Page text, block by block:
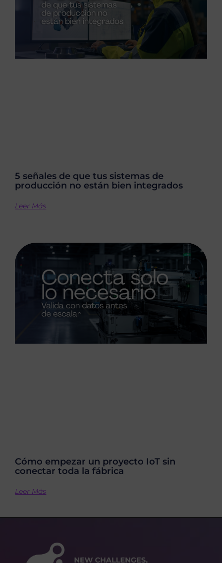
5 señales de que tus sistemas de
producción no están bien integrados
Leer Más
Cómo empezar un proyecto IoT sin
conectar toda la fábrica
Leer Más